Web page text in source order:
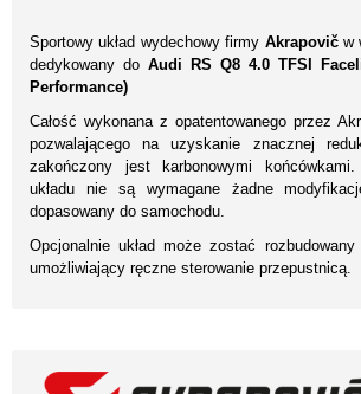
Sportowy układ wydechowy firmy Akrapovičw
dedykowany do Audi RS Q8 4.0 TFSI
Performance)
Całość wykonana z opatentowanego przez
pozwalającego na uzyskanie znacznej
zakończony jest karbonowymi
układu nie są wymagane żadne
dopasowany do samochodu.
Opcjonalnie układ może zostać
umożliwiający ręczne sterowanie przepustnicą.